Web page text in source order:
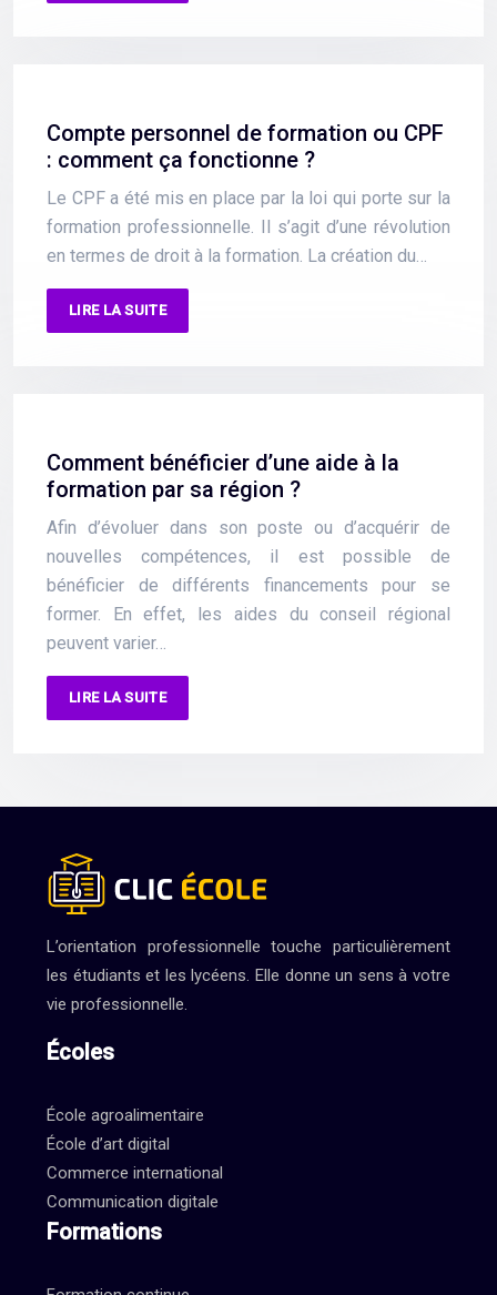
Compte personnel de formation ou CPF
: comment ça fonctionne ?
Le CPF a été mis en place par la loi qui porte sur la
formation professionnelle. Il s’agit d’une révolution
en termes de droit à la formation. La création du…
LIRE LA SUITE
Comment bénéficier d’une aide à la
formation par sa région ?
Afin d’évoluer dans son poste ou d’acquérir de
nouvelles compétences, il est possible de
bénéficier de différents financements pour se
former. En effet, les aides du conseil régional
peuvent varier…
LIRE LA SUITE
L’orientation professionnelle touche particulièrement
les étudiants et les lycéens. Elle donne un sens à votre
vie professionnelle.
Écoles
École agroalimentaire
École d’art digital
Commerce international
Communication digitale
Formations